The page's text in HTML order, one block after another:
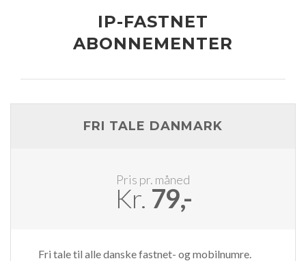
IP-FASTNET
ABONNEMENTER
FRI TALE DANMARK
Pris pr. måned
Kr. 79,-
Fri tale til alle danske fastnet- og mobilnumre.